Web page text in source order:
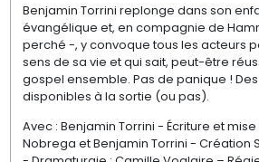
Benjamin Torrini replonge dans son
évangélique et, en compagnie de
perché -, y convoque tous les acteurs
sens de sa vie et qui sait, peut-être
gospel ensemble. Pas de panique !
disponibles à la sortie (ou pas).
Avec : Benjamin Torrini - Écriture et
Nobrega et Benjamin Torrini - Création